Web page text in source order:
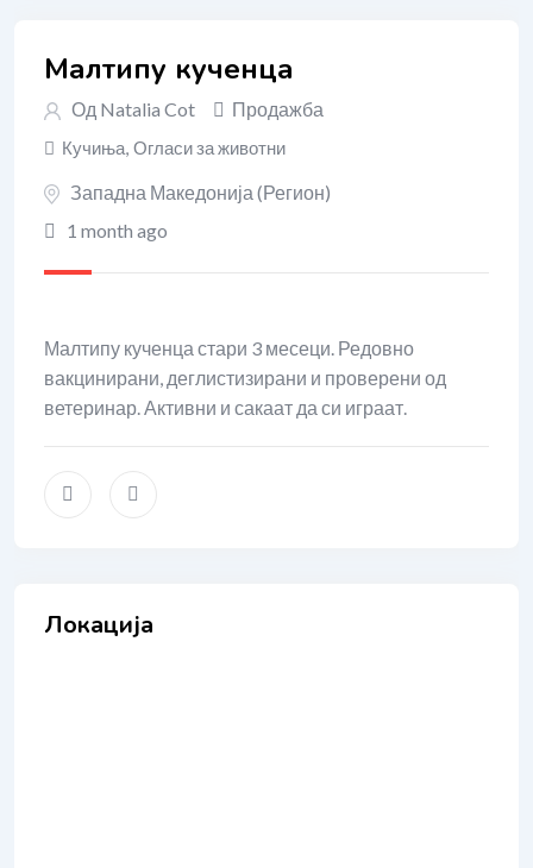
Малтипу кученца
Од Natalia Cot Продажба
Кучиња, Огласи за животни
Западна Македонија (Регион)
1 month ago
Малтипу кученца стари 3 месеци. Редовно
вакцинирани, деглистизирани и проверени од
ветеринар. Активни и сакаат да си играат.
Локација